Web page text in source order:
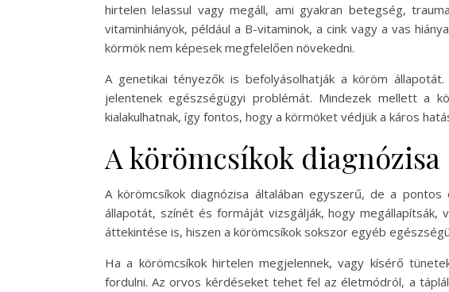
hirtelen lelassul vagy megáll, ami gyakran betegség,
vitaminhiányok, például a B-vitaminok, a cink vagy a vas
körmök nem képesek megfelelően növekedni.
A genetikai tényezők is befolyásolhatják a köröm
jelentenek egészségügyi problémát. Mindezek mellett a
kialakulhatnak, így fontos, hogy a körmöket védjük a káros
A körömcsíkok diagnózisa
A körömcsíkok diagnózisa általában egyszerű, de a
állapotát, színét és formáját vizsgálják, hogy
áttekintése is, hiszen a körömcsíkok sokszor egyéb
Ha a körömcsíkok hirtelen megjelennek, vagy kísérő
fordulni. Az orvos kérdéseket tehet fel az életmódról, a